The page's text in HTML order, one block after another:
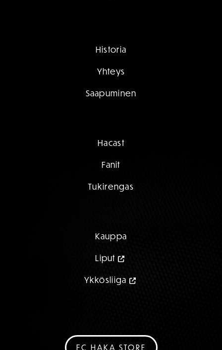
Historia
Yhteys
Saapuminen
Hacast
Fanit
Tukirengas
Kauppa
Liput
Ykkösliiga
FC HAKA STORE